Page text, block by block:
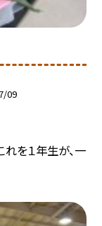
09
れを１年生が、一